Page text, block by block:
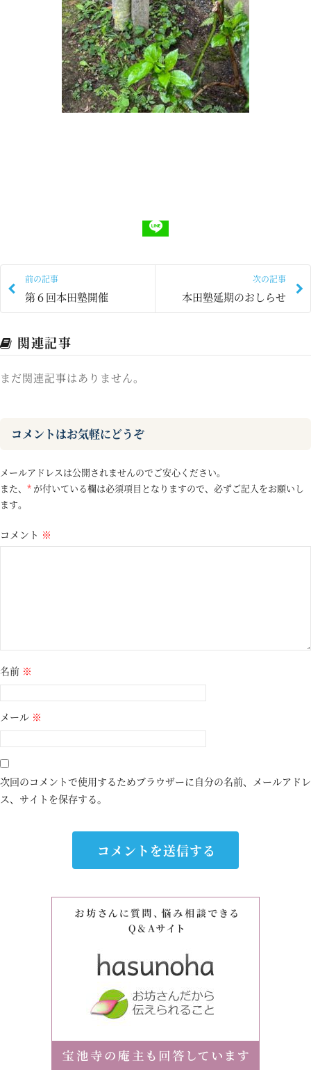
前の記事
第６回本田塾開催
次の記事
本田塾延期のおしらせ
関連記事
まだ関連記事はありません。
コメントはお気軽にどうぞ
メールアドレスは公開されませんのでご安心ください。
また、 * が付いている欄は必須項目となりますので、必ずご記入をお願いし
ます。
コメント ※
名前 ※
メール ※
次回のコメントで使用するためブラウザーに自分の名前、メールアドレ
ス、サイトを保存する。